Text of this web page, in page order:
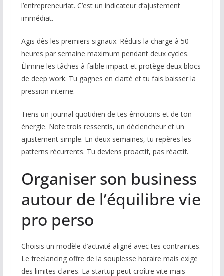
l’entrepreneuriat. C’est un indicateur d’ajustement
immédiat.
Agis dès les premiers signaux. Réduis la charge à 50
heures par semaine maximum pendant deux cycles.
Élimine les tâches à faible impact et protège deux blocs
de deep work. Tu gagnes en clarté et tu fais baisser la
pression interne.
Tiens un journal quotidien de tes émotions et de ton
énergie. Note trois ressentis, un déclencheur et un
ajustement simple. En deux semaines, tu repères les
patterns récurrents. Tu deviens proactif, pas réactif.
Organiser son business
autour de l’équilibre vie
pro perso
Choisis un modèle d’activité aligné avec tes contraintes.
Le freelancing offre de la souplesse horaire mais exige
des limites claires. La startup peut croître vite mais